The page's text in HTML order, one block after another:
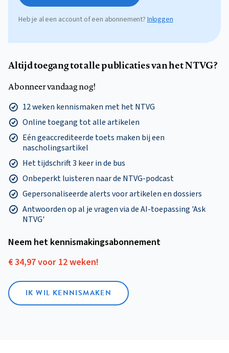
Heb je al een account of een abonnement? Inloggen
Altijd toegang tot alle publicaties van het NTVG?
Abonneer vandaag nog!
12 weken kennismaken met het NTVG
Online toegang tot alle artikelen
Eén geaccrediteerde toets maken bij een
nascholingsartikel
Het tijdschrift 3 keer in de bus
Onbeperkt luisteren naar de NTVG-podcast
Gepersonaliseerde alerts voor artikelen en dossiers
Antwoorden op al je vragen via de AI-toepassing 'Ask
NTVG'
Neem het kennismakings­abonnement
€ 34,97 voor 12 weken!
IK WIL KENNISMAKEN